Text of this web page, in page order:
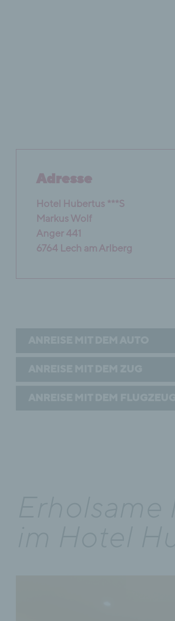
Adresse
Hotel Hubertus ***S
Markus Wolf
Anger 441
6764 Lech am Arlberg